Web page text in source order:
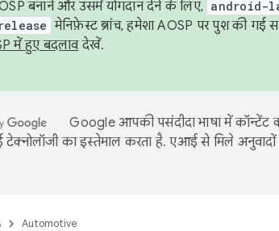
बनाने और उसमें योगदान देने के लिए, android-
मेनिफ़ेस्ट ब्रांच, हमेशा AOSP पर पुश की गई
में हुए बदलावदेखें.
Google आपकी पसंदीदा भाषा में
का इस्तेमाल करता है. एआई से मिले अनुवादों
Automotive